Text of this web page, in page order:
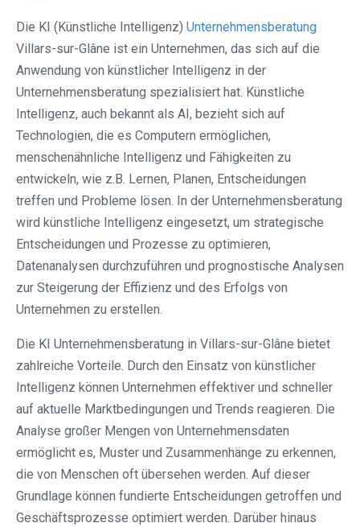
Die KI (Künstliche Intelligenz) Unternehmensberatung
Villars-sur-Glâne ist ein Unternehmen, das sich auf die
Anwendung von künstlicher Intelligenz in der
Unternehmensberatung spezialisiert hat. Künstliche
Intelligenz, auch bekannt als AI, bezieht sich auf
Technologien, die es Computern ermöglichen,
menschenähnliche Intelligenz und Fähigkeiten zu
entwickeln, wie z.B. Lernen, Planen, Entscheidungen
treffen und Probleme lösen. In der Unternehmensberatung
wird künstliche Intelligenz eingesetzt, um strategische
Entscheidungen und Prozesse zu optimieren,
Datenanalysen durchzuführen und prognostische Analysen
zur Steigerung der Effizienz und des Erfolgs von
Unternehmen zu erstellen.
Die KI Unternehmensberatung in Villars-sur-Glâne bietet
zahlreiche Vorteile. Durch den Einsatz von künstlicher
Intelligenz können Unternehmen effektiver und schneller
auf aktuelle Marktbedingungen und Trends reagieren. Die
Analyse großer Mengen von Unternehmensdaten
ermöglicht es, Muster und Zusammenhänge zu erkennen,
die von Menschen oft übersehen werden. Auf dieser
Grundlage können fundierte Entscheidungen getroffen und
Geschäftsprozesse optimiert werden. Darüber hinaus